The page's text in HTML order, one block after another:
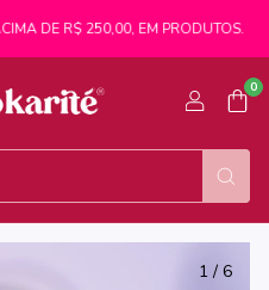
DE R$ 250,00, EM PRODUTOS.
0
1 / 6